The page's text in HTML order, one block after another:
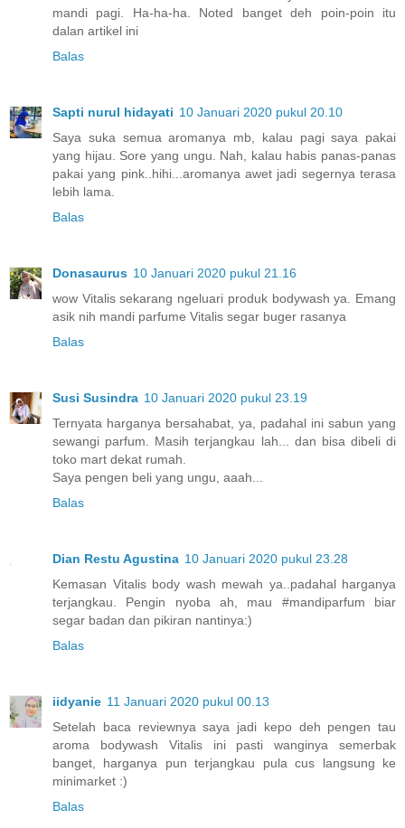
mandi pagi. Ha-ha-ha. Noted banget deh poin-poin itu
dalan artikel ini
Balas
Sapti nurul hidayati 10 Januari 2020 pukul 20.10
Saya suka semua aromanya mb, kalau pagi saya pakai
yang hijau. Sore yang ungu. Nah, kalau habis panas-panas
pakai yang pink..hihi...aromanya awet jadi segernya terasa
lebih lama.
Balas
Donasaurus 10 Januari 2020 pukul 21.16
wow Vitalis sekarang ngeluari produk bodywash ya. Emang
asik nih mandi parfume Vitalis segar buger rasanya
Balas
Susi Susindra 10 Januari 2020 pukul 23.19
Ternyata harganya bersahabat, ya, padahal ini sabun yang
sewangi parfum. Masih terjangkau lah... dan bisa dibeli di
toko mart dekat rumah.
Saya pengen beli yang ungu, aaah...
Balas
Dian Restu Agustina 10 Januari 2020 pukul 23.28
Kemasan Vitalis body wash mewah ya..padahal harganya
terjangkau. Pengin nyoba ah, mau #mandiparfum biar
segar badan dan pikiran nantinya:)
Balas
iidyanie 11 Januari 2020 pukul 00.13
Setelah baca reviewnya saya jadi kepo deh pengen tau
aroma bodywash Vitalis ini pasti wanginya semerbak
banget, harganya pun terjangkau pula cus langsung ke
minimarket :)
Balas